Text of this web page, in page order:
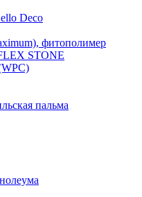
Deco
фитополимер
STONE
пальма